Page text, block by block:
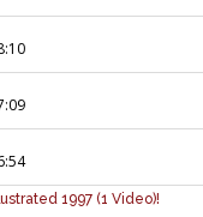
1997 (1 Video)!